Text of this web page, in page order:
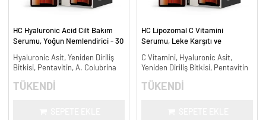
HC Hyaluronic Acid Cilt Bakım
Serumu, Yoğun Nemlendirici - 30
Hyaluronic Asit, Yeniden Diriliş
Bitkisi, Pentavitin, A. Colubrina
TÜKENDİ
HC Lipozomal C Vitamini
Serumu, Leke Karşıtı ve
C Vitamini, Hyaluronic Asit,
Yeniden Diriliş Bitkisi, Pentavitin
TÜKENDİ